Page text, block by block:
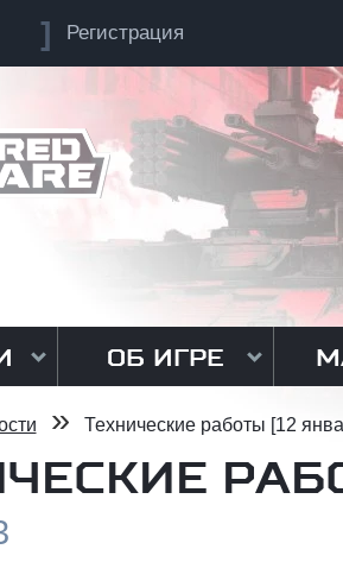
Регистрация
ОБ ИГРЕ
» Технические работы [12